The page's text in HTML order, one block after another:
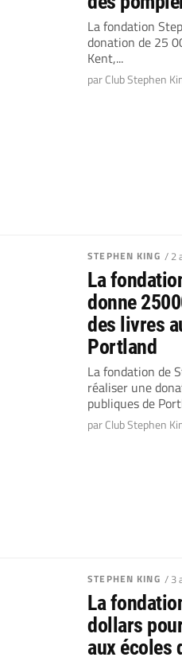
La fondation
donation de 25
Kent,...
par Club Stephen
STEPHEN KING / 2
La
donne
des livres
Portland
La fondation de
réaliser une
publiques de
par Club Stephen
STEPHEN KING / 3
La
dollars
aux écoles